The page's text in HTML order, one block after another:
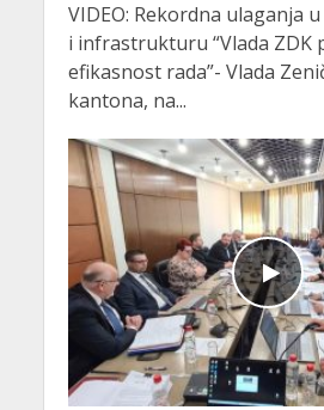
VIDEO: Rekordna ulaganja
i infrastrukturu “Vlada ZDK
efikasnost rada”- Vlada
kantona, na...